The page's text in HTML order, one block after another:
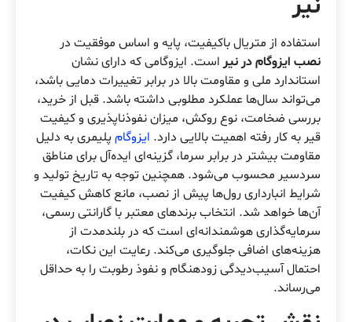
نیر
استفاده از متریال باکیفیت، پایه و اساس موفقیت در
نصب ایزوگام در نیر است. ایزوگامی که دارای نشان
استاندارد ملی و مقاومت بالا در برابر تغییرات دمایی باشد،
می‌تواند سال‌ها عملکرد مطلوبی داشته باشد. قبل از خرید،
بررسی ضخامت، نوع روکش، میزان نفوذناپذیری و کیفیت
قیر به کار رفته اهمیت بالایی دارد. ایزوگام پلیمری به دلیل
مقاومت بیشتر در برابر سرما، گزینه‌ای ایده‌آل برای مناطق
سردسیر محسوب می‌شود. همچنین توجه به تاریخ تولید و
شرایط انبارداری رول‌ها پیش از نصب، مانع کاهش کیفیت
آن‌ها خواهد شد. انتخاب برندهای معتبر با گارانتی رسمی،
سرمایه‌گذاری هوشمندانه‌ای است که در بلندمدت از
هزینه‌های اضافی جلوگیری می‌کند. رعایت این نکات،
احتمال آسیب‌دیدگی زودهنگام و نفوذ رطوبت را به حداقل
می‌رساند.